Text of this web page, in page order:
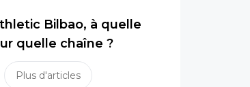
Bilbao, à quelle
quelle chaîne ?
Plus d'articles